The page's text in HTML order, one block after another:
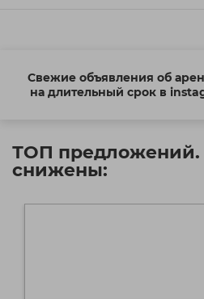
Свежие объявления об
на длительный срок в
ТОП
снижены: